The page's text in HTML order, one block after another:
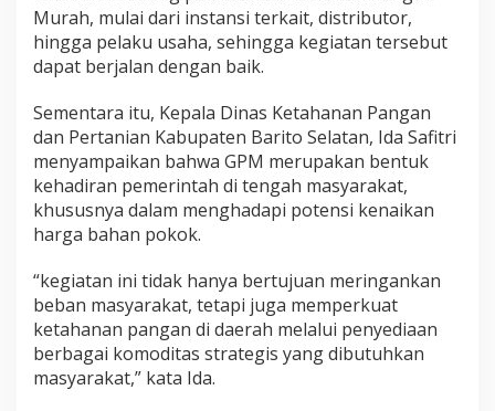
Murah, mulai dari instansi terkait, distributor,
hingga pelaku usaha, sehingga kegiatan tersebut
dapat berjalan dengan baik.
Sementara itu, Kepala Dinas Ketahanan Pangan
dan Pertanian Kabupaten Barito Selatan, Ida Safitri
menyampaikan bahwa GPM merupakan bentuk
kehadiran pemerintah di tengah masyarakat,
khususnya dalam menghadapi potensi kenaikan
harga bahan pokok.
“kegiatan ini tidak hanya bertujuan meringankan
beban masyarakat, tetapi juga memperkuat
ketahanan pangan di daerah melalui penyediaan
berbagai komoditas strategis yang dibutuhkan
masyarakat,” kata Ida.